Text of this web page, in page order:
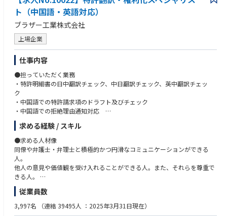
ト（中国語・英語対応）
ブラザー工業株式会社
上場企業
仕事内容
●担っていただく業務
・特許明細書の日中翻訳チェック、中日翻訳チェック、英中翻訳チェッ
ク
・中国語での特許請求項のドラフト及びチェック
・中国語での拒絶理由通知対応
・中国語での特許面談対応、中国第一国出願の明細書チェック 等
●将来的なキャリアパス
・グループ会社で生まれた発明の特許権利化を含め、主に外国における特
許権利化業務におけるエキスパート
・外国弁理士/弁護士とのやりとりを通じた外国特許関連の法令や制度の
理解と、理解に基づく社内の知財活動体制の構築とマネジメント
●仕事の進め方
機械翻訳や生成AIを用いて翻訳を行います。
現地弁護士や社内の有識者の助けを得ながら、翻訳結果をチェックしま
求める経験 / スキル
●求める人材像
同僚や弁護士・弁理士と積極的かつ円滑なコミュニケーションができる
人。
他人の意見や価値観を受け入れることができる人。また、それらを尊重で
きる人。
技術・言語・法律に興味があり、学ぶ意欲の高い人。
●必要な知識・経験・資格（MUST）
従業員数
3,997名 （連結 39495人 ：2025年3月31日現在）